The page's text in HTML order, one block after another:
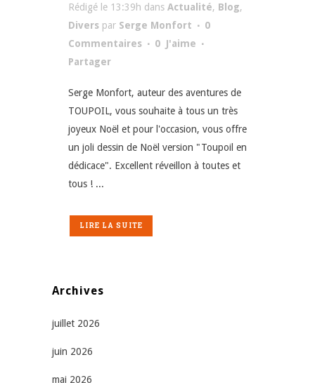
Rédigé le 13:39h dans Actualité, Blog,
Divers par Serge Monfort
0
Commentaires
0 J'aime
Partager
Serge Monfort, auteur des aventures de
TOUPOIL, vous souhaite à tous un très
joyeux Noël et pour l'occasion, vous offre
un joli dessin de Noël version "Toupoil en
dédicace". Excellent réveillon à toutes et
tous ! ...
LIRE LA SUITE
Archives
juillet 2026
juin 2026
mai 2026